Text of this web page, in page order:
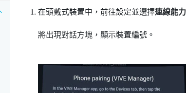
在頭戴式裝置中，前往設定並選擇連線能力
將出現對話方塊，顯示裝置編號。